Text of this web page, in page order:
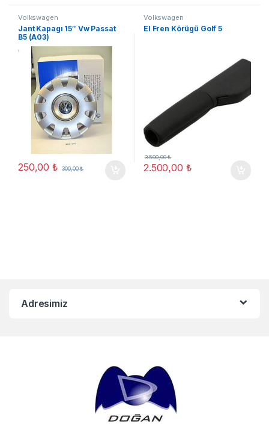
Volkswagen
Jant Kapagı 15″ Vw Passat
B5 (A03)
250,00₺ 300,00₺
Volkswagen
El Fren Körügü Golf 5
2.500,00 ₺
3.500,00₺
Adresimiz